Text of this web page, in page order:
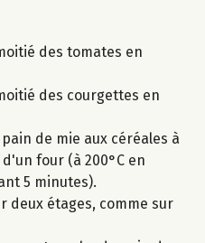
des tomates en
des courgettes en
de mie aux céréales à
four (à 200°C en
5 minutes).
deux étages, comme sur